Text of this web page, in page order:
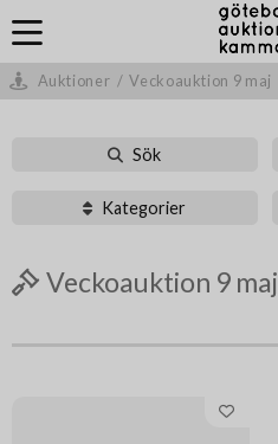
Auktioner / Veckoauktion 9 maj
Sök
Kategorier
Veckoauktion 9 maj